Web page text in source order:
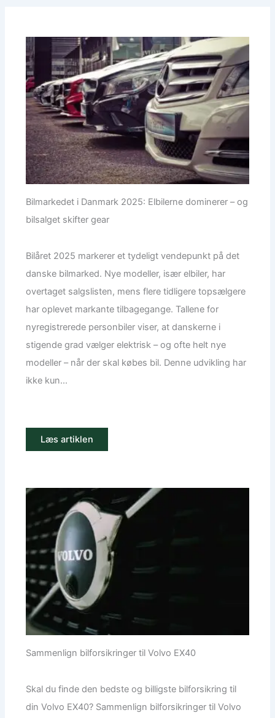
Bilmarkedet i Danmark 2025: Elbilerne dominerer – og
bilsalget skifter gear
Bilåret 2025 markerer et tydeligt vendepunkt på det
danske bilmarked. Nye modeller, især elbiler, har
overtaget salgslisten, mens flere tidligere topsælgere
har oplevet markante tilbagegange. Tallene for
nyregistrerede personbiler viser, at danskerne i
stigende grad vælger elektrisk – og ofte helt nye
modeller – når der skal købes bil. Denne udvikling har
ikke kun...
Læs artiklen
Sammenlign bilforsikringer til Volvo EX40
Skal du finde den bedste og billigste bilforsikring til
din Volvo EX40? Sammenlign bilforsikringer til Volvo